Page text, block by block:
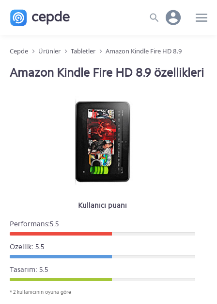
Cepde Ürünler Tabletler Amazon Kindle Fire HD 8.9
Amazon Kindle Fire HD 8.9 özellikleri
Kullanıcı puanı
Performans:5.5
Özellik: 5.5
Tasarım: 5.5
* 2 kullanıcının oyuna göre